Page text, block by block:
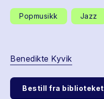
Popmusikk Jazz
Benedikte Kyvik
Bestill fra biblioteket